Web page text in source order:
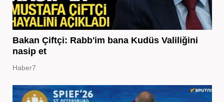
Bakan Çiftçi: Rabb'im bana Kudüs Valiliğini
nasip et
Haber7